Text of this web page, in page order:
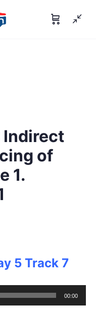
Indirect
of
1.
5 Track 7
00:00